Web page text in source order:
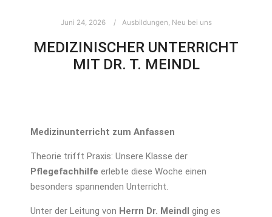
Juni 24, 2026 Ausbildungen Neu bei uns
MEDIZINISCHER UNTERRICHT
MIT DR. T. MEINDL
Medizinunterricht zum Anfassen
Theorie trifft Praxis: Unsere Klasse der
Pflegefachhilfe erlebte diese Woche einen
besonders spannenden Unterricht.
Unter der Leitung von Herrn Dr. Meindl ging es